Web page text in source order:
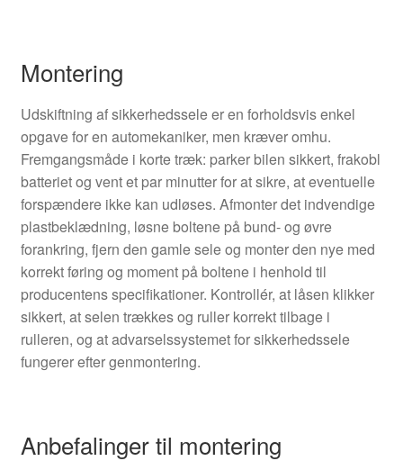
Montering
Udskiftning af sikkerhedssele er en forholdsvis enkel
opgave for en automekaniker, men kræver omhu.
Fremgangsmåde i korte træk: parker bilen sikkert, frakobl
batteriet og vent et par minutter for at sikre, at eventuelle
forspændere ikke kan udløses. Afmonter det indvendige
plastbeklædning, løsne boltene på bund- og øvre
forankring, fjern den gamle sele og monter den nye med
korrekt føring og moment på boltene i henhold til
producentens specifikationer. Kontrollér, at låsen klikker
sikkert, at selen trækkes og ruller korrekt tilbage i
rulleren, og at advarselssystemet for sikkerhedssele
fungerer efter genmontering.
Anbefalinger til montering